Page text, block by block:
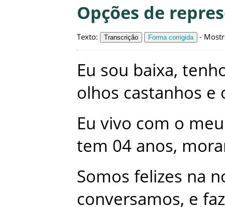
Opções de
Texto: Transcrição Forma corrigida -
Eu sou baixa,
olhos castanhos e
Eu vivo com o meu
tem 04 anos,
Somos felizes na
conversamos, e